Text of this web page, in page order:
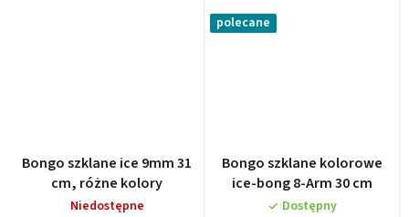
Bongo szklane ice 9mm 31
cm, różne kolory
Niedostępne
polecane
Bongo szklane kolorowe
ice-bong 8-Arm 30 cm
Dostępny